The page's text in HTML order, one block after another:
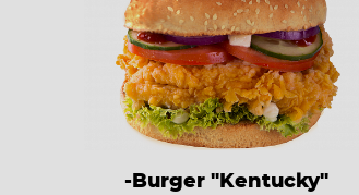
-Burger "Kentucky"